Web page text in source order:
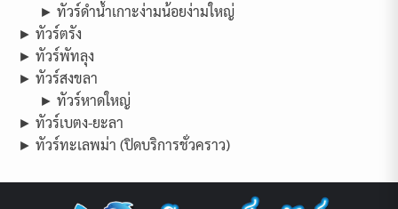
► ทัวร์ดำน้ำเกาะง่ามน้อยง่ามใหญ่
► ทัวร์ตรัง
► ทัวร์พัทลุง
► ทัวร์สงขลา
► ทัวร์หาดใหญ่
► ทัวร์เบตง-ยะลา
► ทัวร์ทะเลพม่า (ปิดบริการชั่วคราว)